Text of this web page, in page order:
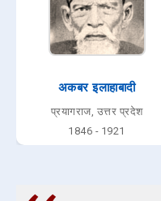
अकबर इलाहाबादी
प्रयागराज, उत्तर प्रदेश
1846 - 1921